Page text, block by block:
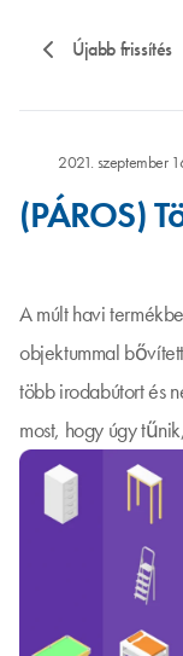
Újabb frissítés
2021. szeptember
(PÁROS)
A múlt havi
objektummal
több irodabútort és
most, hogy úgy